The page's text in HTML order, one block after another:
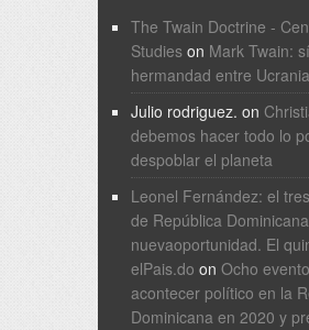
The Twain Doctrine -
Studieson Mark Twain:
hermandad entre
Julio rodriguez. on
debemos hacer todo lo
despoblar el planeta
Leonel Fernández: el
de República
nuevaoportunidad. El
elPais.do on Ocho
acontecer político en la
Dominicana en 2020 y